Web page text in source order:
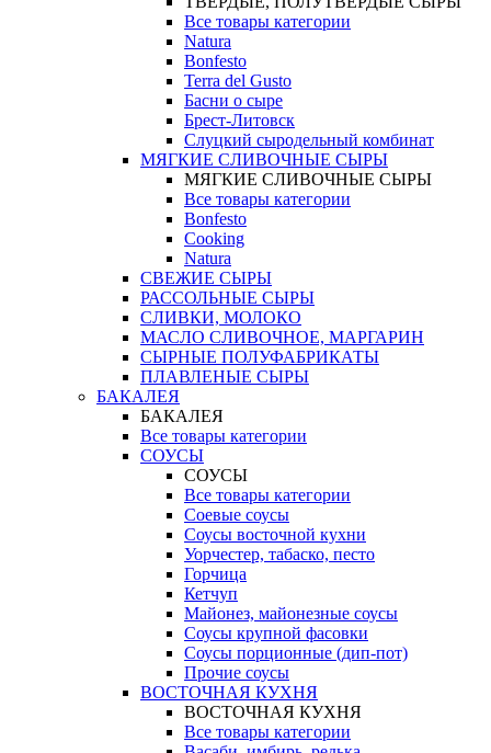
Все товары категории
Natura
Bonfesto
Terra del Gusto
Басни о сыре
Брест-Литовск
Слуцкий сыродельный комбинат
МЯГКИЕ СЛИВОЧНЫЕ СЫРЫ
МЯГКИЕ СЛИВОЧНЫЕ СЫРЫ
Все товары категории
Bonfesto
Cooking
Natura
СВЕЖИЕ СЫРЫ
РАССОЛЬНЫЕ СЫРЫ
СЛИВКИ, МОЛОКО
МАСЛО СЛИВОЧНОЕ, МАРГАРИН
СЫРНЫЕ ПОЛУФАБРИКАТЫ
ПЛАВЛЕНЫЕ СЫРЫ
БАКАЛЕЯ
БАКАЛЕЯ
Все товары категории
СОУСЫ
СОУСЫ
Все товары категории
Соевые соусы
Соусы восточной кухни
Уорчестер, табаско, песто
Горчица
Кетчуп
Майонез, майонезные соусы
Соусы крупной фасовки
Соусы порционные (дип-пот)
Прочие соусы
ВОСТОЧНАЯ КУХНЯ
ВОСТОЧНАЯ КУХНЯ
Все товары категории